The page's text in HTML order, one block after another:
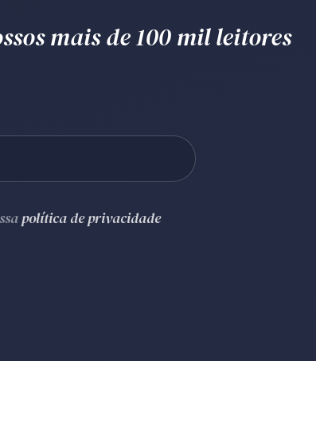
mais de 100 mil leitores
política de privacidade